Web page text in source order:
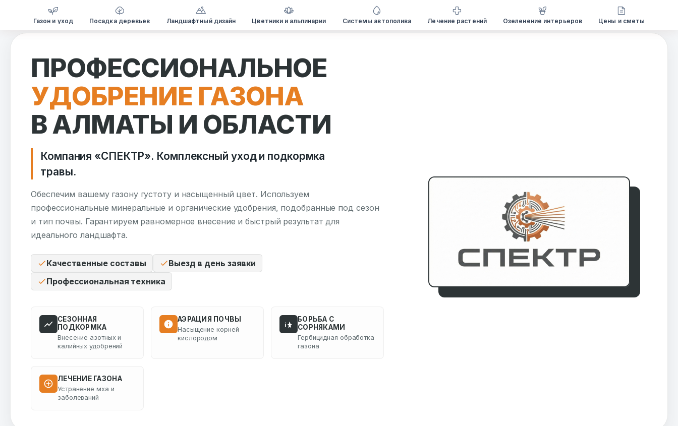
Перейти
содержимому
ПРОФЕССИОНАЛЬНОЕ
УДОБРЕНИЕ ГАЗОНА
В АЛМАТЫ И ОБЛАСТИ
Компания «СПЕКТР». Комплексный уход и подкормка
травы.
Обеспечим вашему газону густоту и насыщенный цвет. Используем
профессиональные минеральные и органические удобрения, подобранные под сезон
и тип почвы. Гарантируем равномерное внесение и быстрый результат для
идеального ландшафта.
Качественные составы
Выезд в день заявки
Профессиональная техника
СЕЗОННАЯ
ПОДКОРМКА
Внесение азотных и
калийных удобрений
АЭРАЦИЯ ПОЧВЫ
Насыщение корней
кислородом
БОРЬБА С
СОРНЯКАМИ
Гербицидная обработка
газона
ЛЕЧЕНИЕ ГАЗОНА
Устранение мха и
заболеваний
Газон и уход Посадка деревьев Ландшафтный дизайн Цветники и альпинарии Системы автополива Лечение растений Озеленение интерьеров Цены и сметы